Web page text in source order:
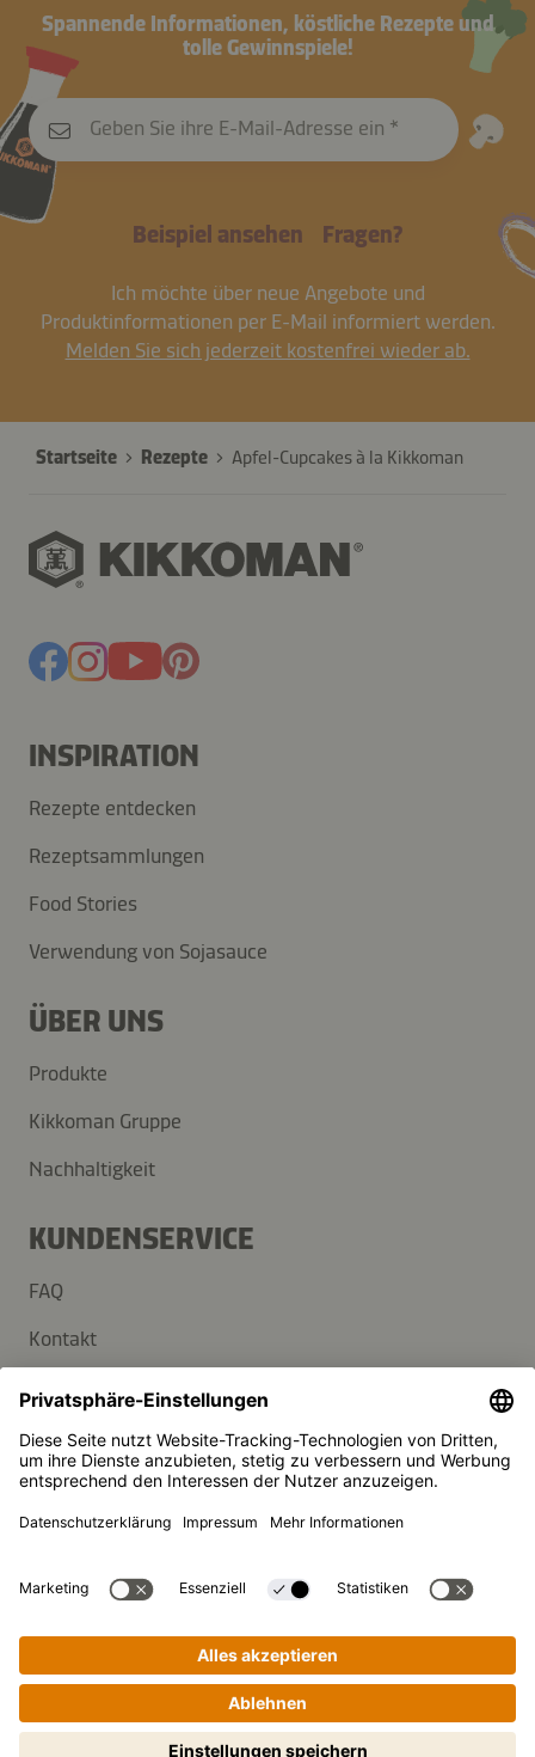
Schritt-für-Schritt-Kochen leicht
Spannende Informationen, köstliche Rezepte und
tolle Gewinnspiele!
Geben Sie ihre E-Mail-Adresse ein
Beispiel ansehen Fragen?
Ich möchte über neue Angebote und
Produktinformationen per E-Mail informiert werden.
Melden Sie sich jederzeit kostenfrei wieder ab.
Startseite Rezepte Apfel-Cupcakes à la Kikkoman
INSPIRATION
Rezepte entdecken
Rezeptsammlungen
Food Stories
Verwendung von Sojasauce
ÜBER UNS
Produkte
Kikkoman Gruppe
Nachhaltigkeit
KUNDENSERVICE
FAQ
Kontakt
Newsletter
Presse
Kikkoman ist ein eingetragenes Warenzeichen der Kikkoman
© Kikkoman Trading Europe GmbH 2023 – 2026
Theodorstraße 180, 40472 Düsseldorf, Germany
Privatsphäre-Einstellungen
Impressum
Datenschutzerklärung